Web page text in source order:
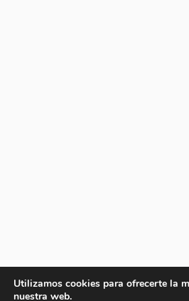
Utilizamos cookies para ofrecerte la
nuestra web.